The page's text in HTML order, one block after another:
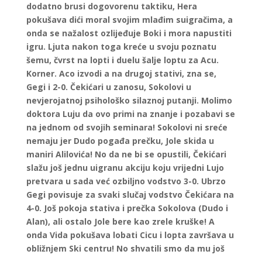
dodatno brusi dogovorenu taktiku, Hera
pokušava dići moral svojim mlađim suigračima, a
onda se nažalost ozlijeđuje Boki i mora napustiti
igru. Ljuta nakon toga kreće u svoju poznatu
šemu, čvrst na lopti i duelu šalje loptu za Acu.
Korner. Aco izvodi a na drugoj stativi, zna se,
Gegi i 2-0. Čekićari u zanosu, Sokolovi u
nevjerojatnoj psihološko silaznoj putanji. Molimo
doktora Luju da ovo primi na znanje i pozabavi se
na jednom od svojih seminara! Sokolovi ni sreće
nemaju jer Dudo pogađa prečku, Jole skida u
maniri Alilovića! No da ne bi se opustili, Čekićari
slažu još jednu uigranu akciju koju vrijedni Lujo
pretvara u sada već ozbiljno vodstvo 3-0. Ubrzo
Gegi povisuje za svaki slučaj vodstvo Čekićara na
4-0. Još pokoja stativa i prečka Sokolova (Dudo i
Alan), ali ostalo Jole bere kao zrele kruške! A
onda Vida pokušava lobati Cicu i lopta završava u
obližnjem Ski centru! No shvatili smo da mu još